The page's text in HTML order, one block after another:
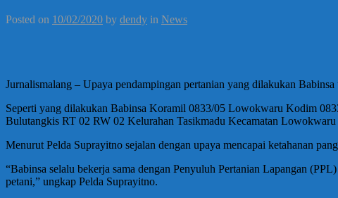
Posted on 10/02/2020 by dendy in News
Jurnalismalang – Upaya pendampingan pertanian yang dilakukan
Seperti yang dilakukan Babinsa Koramil 0833/05 Lowokwaru Kodim
Bulutangkis RT 02 RW 02 Kelurahan Tasikmadu Kecamatan
Menurut Pelda Suprayitno sejalan dengan upaya mencapai ketahanan
“Babinsa selalu bekerja sama dengan Penyuluh Pertanian Lapangan
petani,” ungkap Pelda Suprayitno.